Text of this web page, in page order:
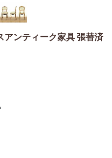
アンティーク家具 張替済